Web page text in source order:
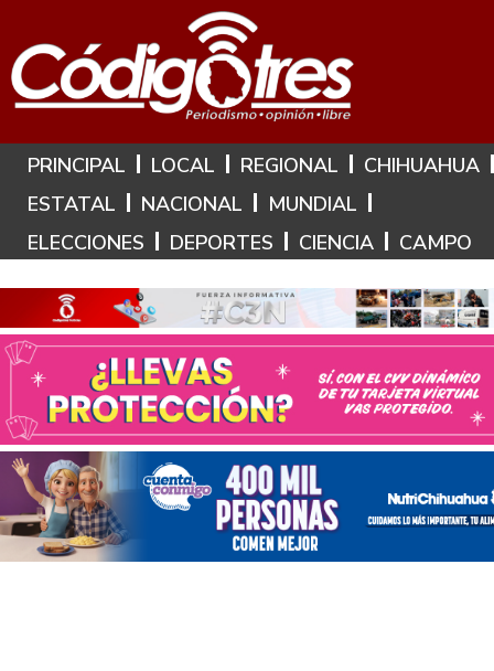
Hoy es: 6 de Agosto de 2026
PRINCIPAL LOCAL REGIONAL
CHIHUAHUA
ESTATAL
NACIONAL
MUNDIAL
ELECCIONES
DEPORTES CIENCIA CAMPO